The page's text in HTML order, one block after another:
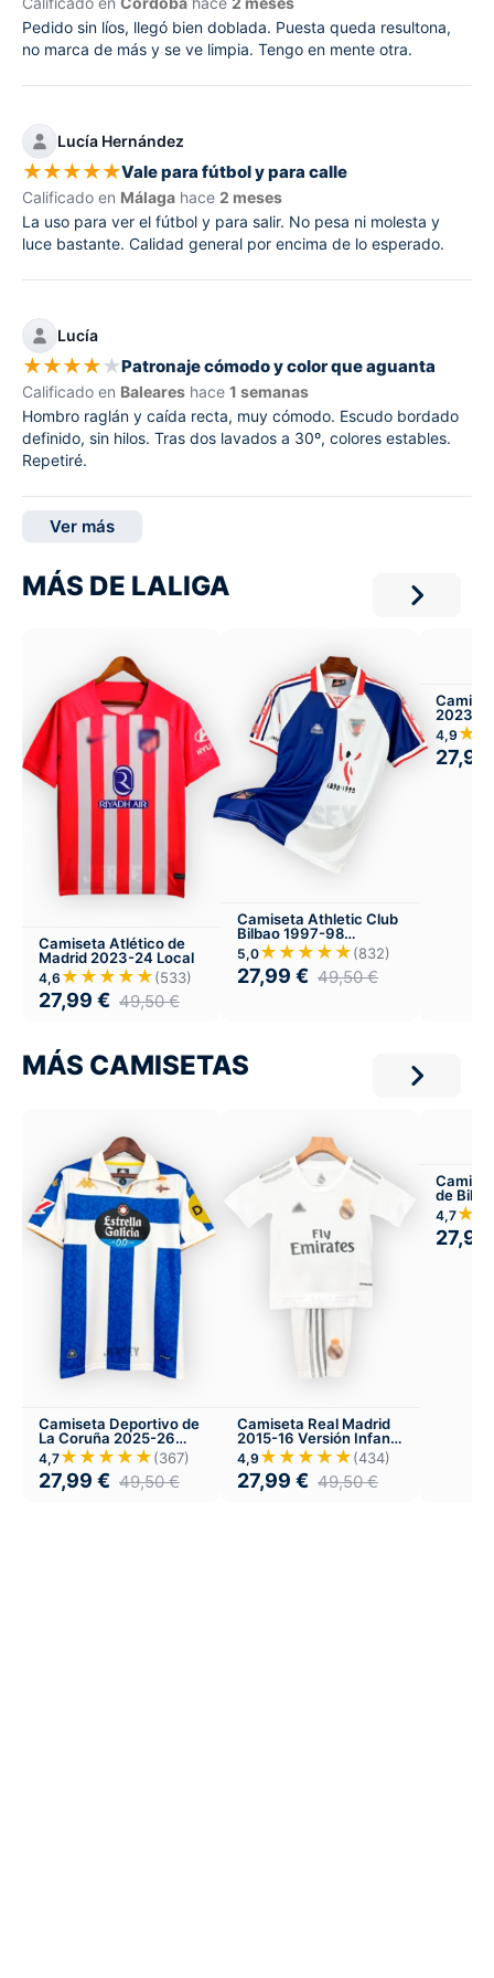
Pedido sin líos, llegó bien doblada. Puesta queda resultona,
no marca de más y se ve limpia. Tengo en mente otra.
Lucía Hernández
★★★★★Vale para fútbol y para calle
Calificado en Málaga hace 2 meses
La uso para ver el fútbol y para salir. No pesa ni molesta y
luce bastante. Calidad general por encima de lo esperado.
Lucía
★★★★★Patronaje cómodo y color que aguanta
Calificado en Baleares hace 1 semanas
Hombro raglán y caída recta, muy cómodo. Escudo bordado
definido, sin hilos. Tras dos lavados a 30º, colores estables.
Repetiré.
Ver más
MÁS DE LALIGA
Camiseta Atlético de
Madrid 2023-24 Local
4,6 ★★★★★(533)
27,99 € 49,50€
Camiseta Athletic Club
Bilbao 1997-98
Visitante
5,0★★★★★(832)
27,99 € 49,50€
2023-
Infantil
4,9
27,99
MÁS CAMISETAS
Camiseta Deportivo de
La Coruña 2025-26
Local
4,7★★★★★(367)
27,99 € 49,50€
Camiseta Real Madrid
2015-16 Versión Infantil
Local
4,9 ★★★★★(434)
27,99 € 49,50€
de
4,7
27,99